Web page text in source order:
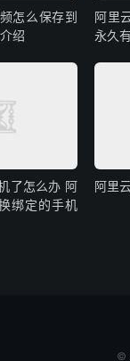
怎么保存到
绍
阿里
永久
了怎么办 阿
绑定的手机
阿里
©